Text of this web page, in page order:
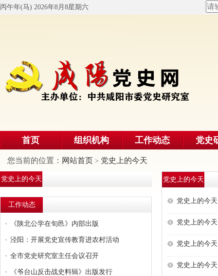
丙午年(马) 2026年8月8星期六
首页 组织机构 工作动态 党史
您当前的位置： 网站首页 > 党史上的今天
党史上的今天
工作动态
《陕北公学在旬邑》内部出版
泾阳：开展党史宣传教育进农村活动
全市党史研究室主任会议召开
《爷台山反击战史料辑》出版发行
党史上的今天
党史上的今天
党史上的今天
党史上的今天
党史上的今天